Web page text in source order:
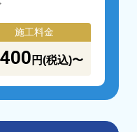
施工料金
円(税込)〜